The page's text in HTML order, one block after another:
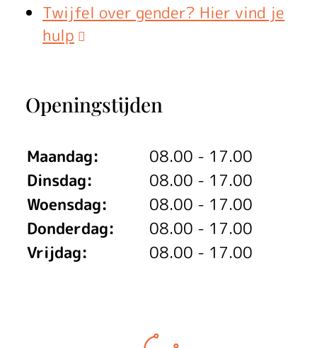
Twijfel over gender? Hier vind je
hulp
Openingstijden
Maandag:
08.00 - 17.00
Dinsdag:
08.00 - 17.00
Woensdag:
08.00 - 17.00
Donderdag:
08.00 - 17.00
Vrijdag:
08.00 - 17.00